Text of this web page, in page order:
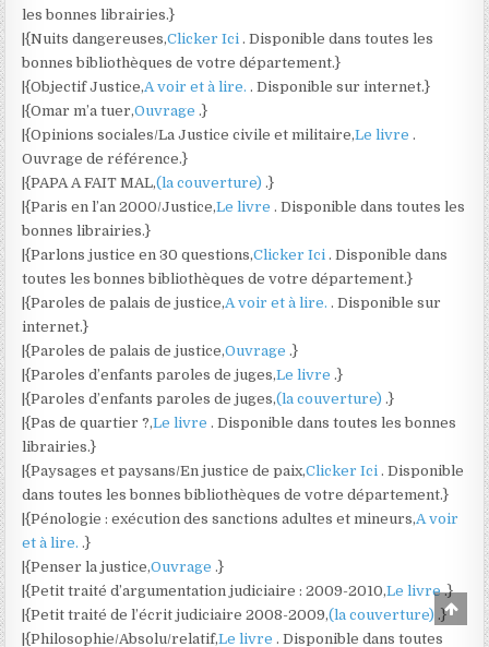
les bonnes librairies.}
|{Nuits dangereuses,Clicker Ici. Disponible dans toutes les
bonnes bibliothèques de votre département.}
|{Objectif Justice,A voir et à lire.. Disponible sur internet.}
|{Omar m’a tuer,Ouvrage.}
|{Opinions sociales/La Justice civile et militaire,Le livre.
Ouvrage de référence.}
|{PAPA A FAIT MAL,(la couverture).}
|{Paris en l’an 2000/Justice,Le livre. Disponible dans toutes les
bonnes librairies.}
|{Parlons justice en 30 questions,Clicker Ici. Disponible dans
toutes les bonnes bibliothèques de votre département.}
|{Paroles de palais de justice,A voir et à lire.. Disponible sur
internet.}
|{Paroles de palais de justice,Ouvrage.}
|{Paroles d’enfants paroles de juges,Le livre.}
|{Paroles d’enfants paroles de juges,(la couverture).}
|{Pas de quartier ?,Le livre. Disponible dans toutes les bonnes
librairies.}
|{Paysages et paysans/En justice de paix,Clicker Ici. Disponible
dans toutes les bonnes bibliothèques de votre département.}
|{Pénologie : exécution des sanctions adultes et mineurs,A voir
et à lire..}
|{Penser la justice,Ouvrage.}
|{Petit traité d’argumentation judiciaire : 2009-2010,Le livre.}
|{Petit traité de l’écrit judiciaire 2008-2009,(la couverture) .}
|{Philosophie/Absolu/relatif,Le livre. Disponible dans toutes
to
Top